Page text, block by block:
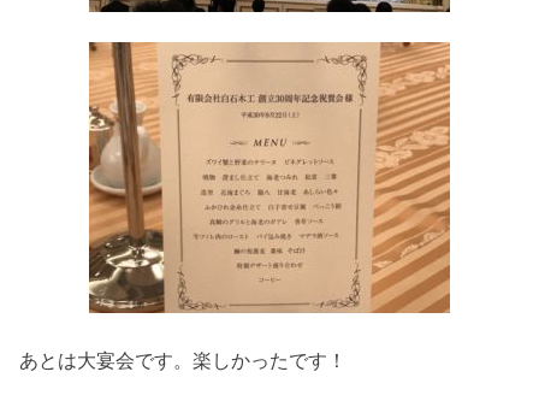
あとは大宴会です。楽しかったです！